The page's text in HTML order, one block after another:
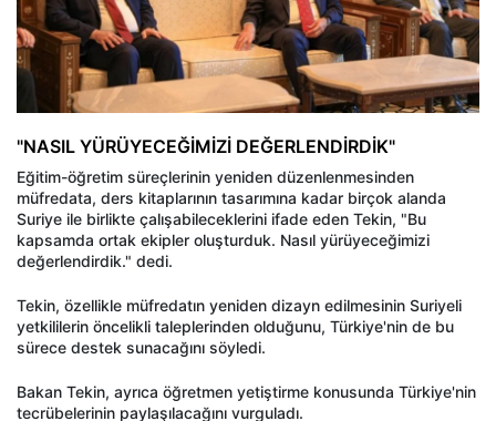
"NASIL YÜRÜYECEĞİMİZİ DEĞERLENDİRDİK"
Eğitim-öğretim süreçlerinin yeniden düzenlenmesinden
müfredata, ders kitaplarının tasarımına kadar birçok alanda
Suriye ile birlikte çalışabileceklerini ifade eden Tekin, "Bu
kapsamda ortak ekipler oluşturduk. Nasıl yürüyeceğimizi
değerlendirdik." dedi.
Tekin, özellikle müfredatın yeniden dizayn edilmesinin Suriyeli
yetkililerin öncelikli taleplerinden olduğunu, Türkiye'nin de bu
sürece destek sunacağını söyledi.
Bakan Tekin, ayrıca öğretmen yetiştirme konusunda Türkiye'nin
tecrübelerinin paylaşılacağını vurguladı.